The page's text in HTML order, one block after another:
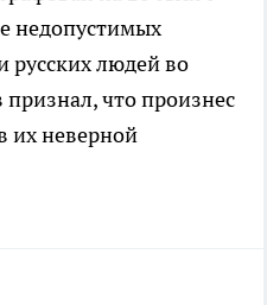
недопустимых
людей во
что произнес
их неверной